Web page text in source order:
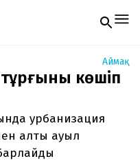
электронды
нөмір
Тек email
Аймақ
тұрғыны көшіп
урбанизация
алты ауыл